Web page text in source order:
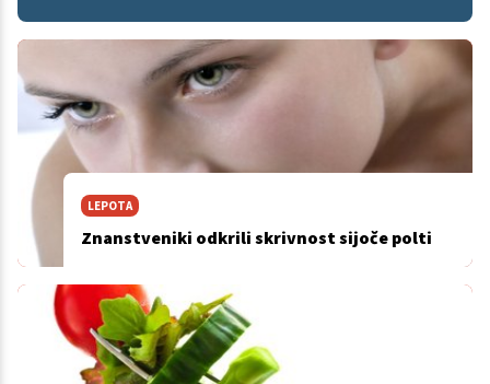
LEPOTA
Znanstveniki odkrili skrivnost sijoče polti